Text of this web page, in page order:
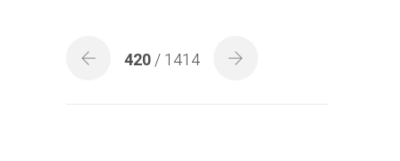
420 / 1414